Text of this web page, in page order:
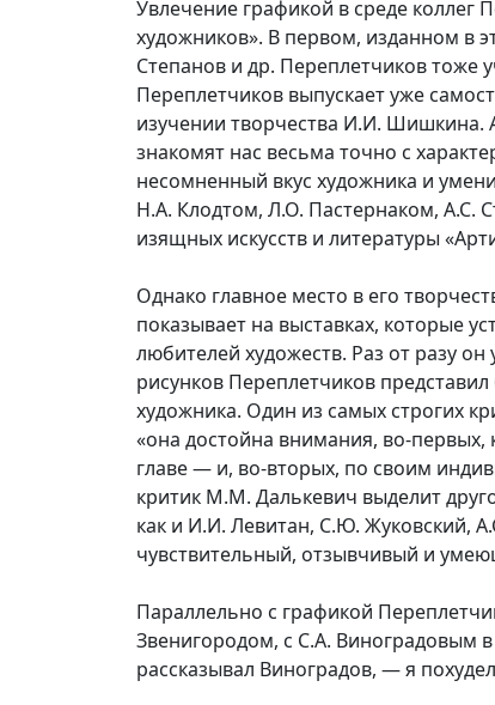
Увлечение графикой в среде коллег
художников». В первом, изданном в
Степанов и др. Переплетчиков тоже
Переплетчиков выпускает уже
изучении творчества И.И. Шишкина.
знакомят нас весьма точно с
несомненный вкус художника и
Н.А. Клодтом, Л.О. Пастернаком,
изящных искусств и литературы
Однако главное место в его
показывает на выставках, которые
любителей художеств. Раз от разу
рисунков Переплетчиков
художника. Один из самых строгих
«она достойна внимания, во-первых,
главе — и, во-вторых, по своим
критик М.М. Далькевич выделит
как и И.И. Левитан, С.Ю. Жуковский,
чувствительный, отзывчивый и
Параллельно с графикой
Звенигородом, с С.А. Виноградовым
рассказывал Виноградов, — я